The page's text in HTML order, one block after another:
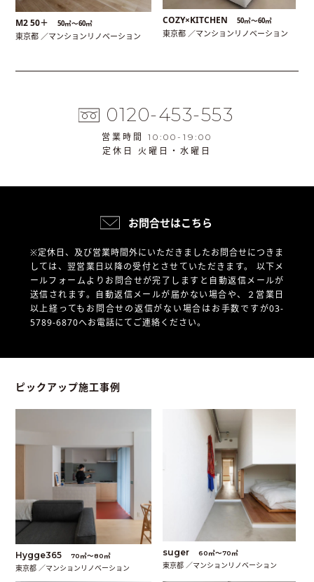
M2 50＋ 50㎡〜60㎡
東京都 ／マンションリノベーション
COZY×KITCHEN 50㎡〜60㎡
東京都 ／マンションリノベーション
0120-453-553
営業時間 10:00-19:00
定休日 火曜日・水曜日
お問合せはこちら
※定休日、及び営業時間外にいただきましたお問合せにつきま
しては、翌営業日以降の受付とさせていただきます。 以下メ
ールフォームよりお問合せが完了しますと自動返信メールが
送信されます。自動返信メールが届かない場合や、
２営業日
以上経ってもお問合せの返信がない場合はお手数ですが03-
5789-6870へお電話にてご連絡ください。
ピックアップ施工事例
Hygge365 70㎡〜80㎡
東京都 ／マンションリノベーション
suger 60㎡〜70㎡
東京都 ／マンションリノベーション